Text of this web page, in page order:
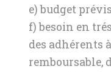
e) budget
f) besoin en
des adhérents
remboursable,